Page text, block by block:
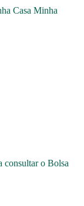
Casa Minha
consultar o Bolsa